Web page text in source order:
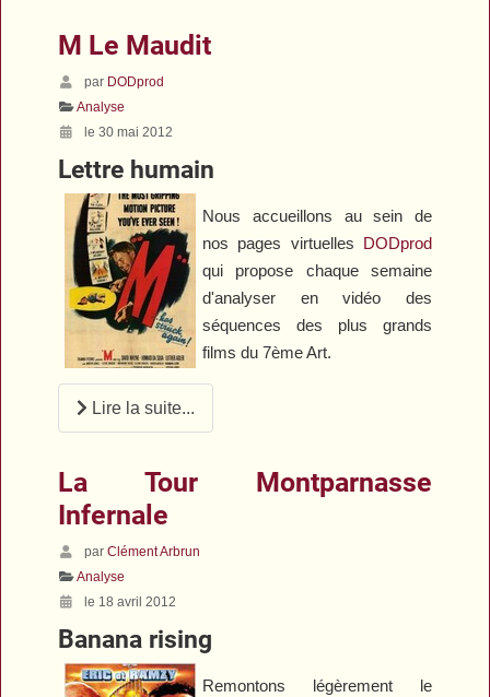
M Le Maudit
par DODprod
Analyse
le 30 mai 2012
Lettre humain
Nous accueillons au sein de
nos pages virtuelles DODprod
qui propose chaque semaine
d'analyser en vidéo des
séquences des plus grands
films du 7ème Art.
Lire la suite...
La Tour Montparnasse
Infernale
parClément Arbrun
Analyse
le 18 avril 2012
Banana rising
Remontons légèrement le